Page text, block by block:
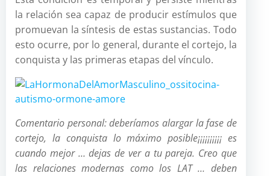
la relación sea capaz de producir estímulos que
promuevan la síntesis de estas sustancias. Todo
esto ocurre, por lo general, durante el cortejo, la
conquista y las primeras etapas del vínculo.
Comentario personal: deberíamos alargar la fase de
cortejo, la conquista lo máximo posible¡¡¡¡¡¡¡¡¡¡ es
cuando mejor … dejas de ver a tu pareja. Creo que
las relaciones modernas como los LAT … deben